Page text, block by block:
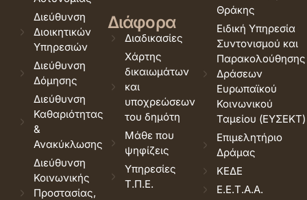
Διεύθυνση
Διοικητικών
Υπηρεσιών
Διεύθυνση
Δόμησης
Διεύθυνση
Καθαριότητας
&
Ανακύκλωσης
Διεύθυνση
Κοινωνικής
Προστασίας,
Διάφορα
Διαδικασίες
Χάρτης
δικαιωμάτων
και
υποχρεώσεων
του δημότη
Μάθε που
ψηφίζεις
Υπηρεσίες
Τ.Π.Ε.
Θράκης
Ειδική Υπηρεσία
Συντονισμού και
Παρακολούθησης
Δράσεων
Ευρωπαϊκού
Κοινωνικού
Ταμείου (ΕΥΣΕΚΤ)
Επιμελητήριο
Δράμας
ΚΕΔΕ
Ε.Ε.Τ.Α.Α.